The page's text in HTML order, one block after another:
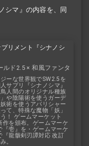
シマ』の内容を、同
プリメント『シナノシ
ルド2.5 × 和風ファンタ
ーな世界観でSW2.5を
サプリ『シナノシマ』
人間のオリジナル種族
」や陰陽術を使うガーデ
術を使うアパリシャー
て、特殊な魔物「妖」
！ ゲームマーケット
作を頒布。ゲームマーケ
『壱』を・ゲームマーケ
『龍骸剣刃譚対応 改訂
。